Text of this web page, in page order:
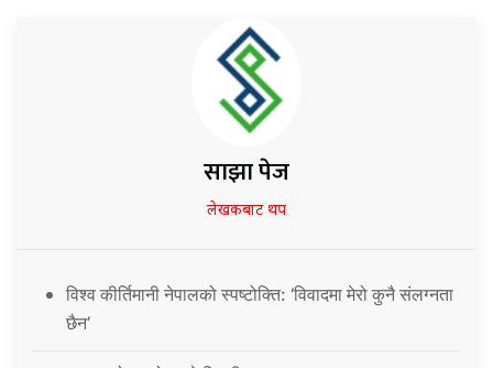
साझा पेज
लेखकबाट थप
विश्व कीर्तिमानी नेपालको स्पष्टोक्ति: ‘विवादमा मेरो कुनै संलग्नता
छैन’